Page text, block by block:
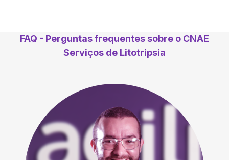
FAQ - Perguntas frequentes sobre o CNAE
Serviços de Litotripsia